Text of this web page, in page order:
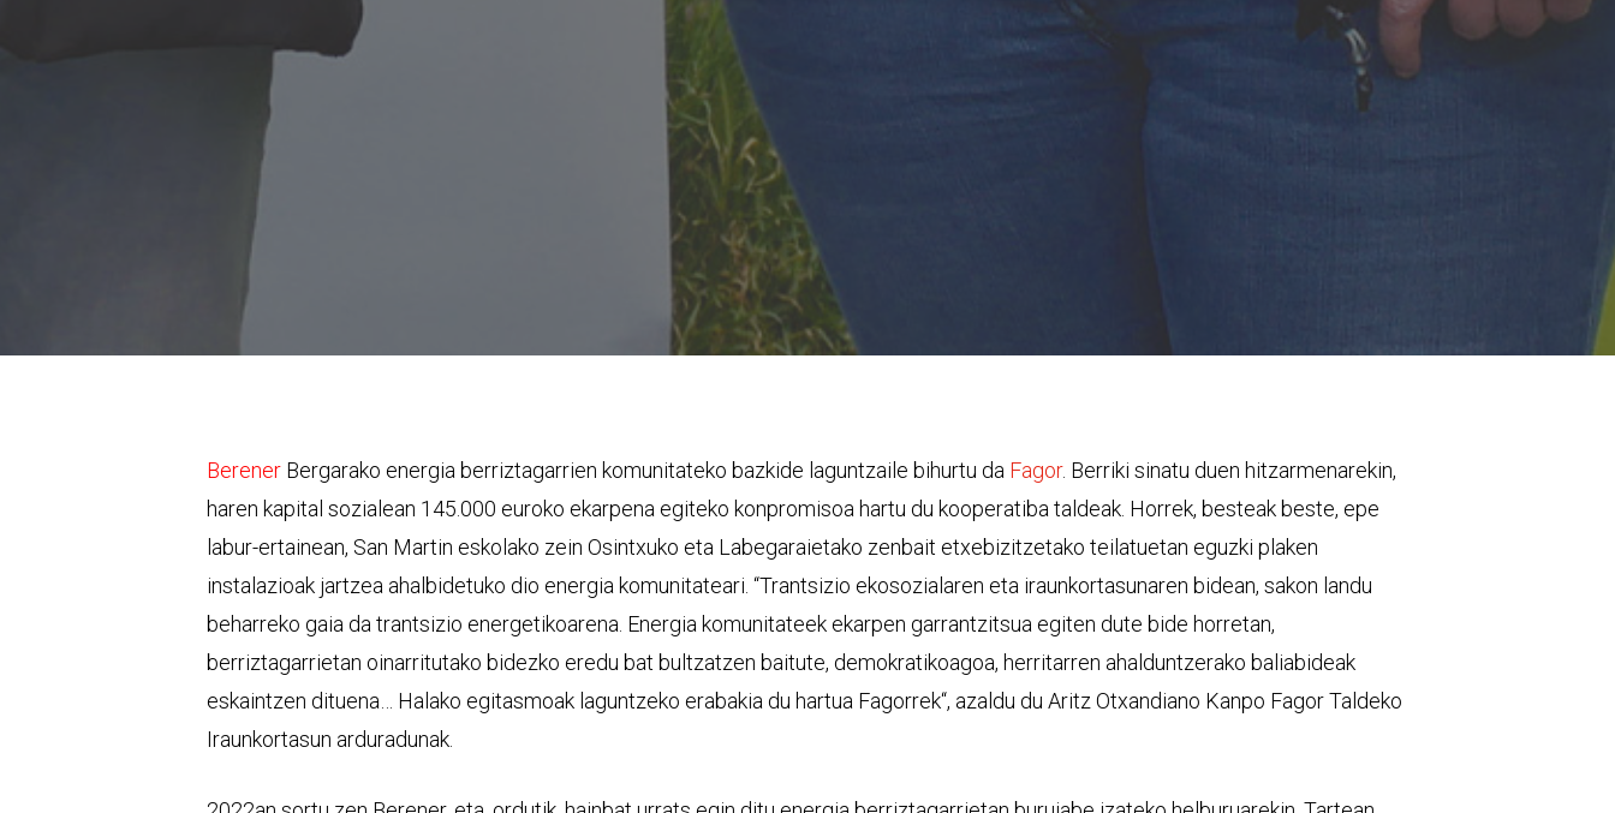
Berener Bergarako energia berriztagarrien komunitateko bazkide laguntzaile bihurtu da Fagor. Berriki sinatu duen hitzarmenarekin,
haren kapital sozialean 145.000 euroko ekarpena egiteko konpromisoa hartu du kooperatiba taldeak. Horrek, besteak beste, epe
labur-ertainean, San Martin eskolako zein Osintxuko eta Labegaraietako zenbait etxebizitzetako teilatuetan eguzki plaken
instalazioak jartzea ahalbidetuko dio energia komunitateari. “Trantsizio ekosozialaren eta iraunkortasunaren bidean, sakon landu
beharreko gaia da trantsizio energetikoarena. Energia komunitateek ekarpen garrantzitsua egiten dute bide horretan,
berriztagarrietan oinarritutako bidezko eredu bat bultzatzen baitute, demokratikoagoa, herritarren ahalduntzerako baliabideak
eskaintzen dituena… Halako egitasmoak laguntzeko erabakia du hartua Fagorrek“, azaldu du Aritz Otxandiano Kanpo Fagor Taldeko
Iraunkortasun arduradunak.